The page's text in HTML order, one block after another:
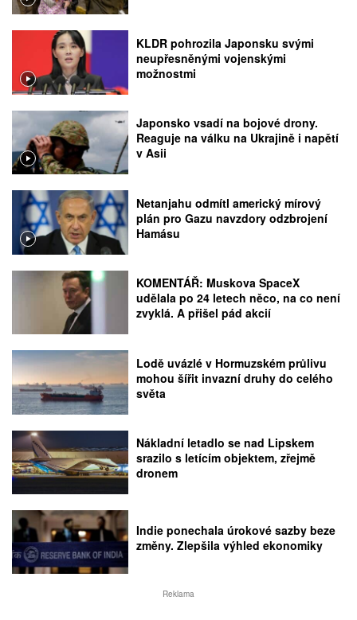
KLDR pohrozila Japonsku svými
neupřesněnými vojenskými
možnostmi
Japonsko vsadí na bojové drony.
Reaguje na válku na Ukrajině i napětí
v Asii
Netanjahu odmítl americký mírový
plán pro Gazu navzdory odzbrojení
Hamásu
KOMENTÁŘ: Muskova SpaceX
udělala po 24 letech něco, na co není
zvyklá. A přišel pád akcií
Lodě uvázlé v Hormuzském průlivu
mohou šířit invazní druhy do celého
světa
Nákladní letadlo se nad Lipskem
srazilo s letícím objektem, zřejmě
dronem
Indie ponechala úrokové sazby beze
změny. Zlepšila výhled ekonomiky
Reklama